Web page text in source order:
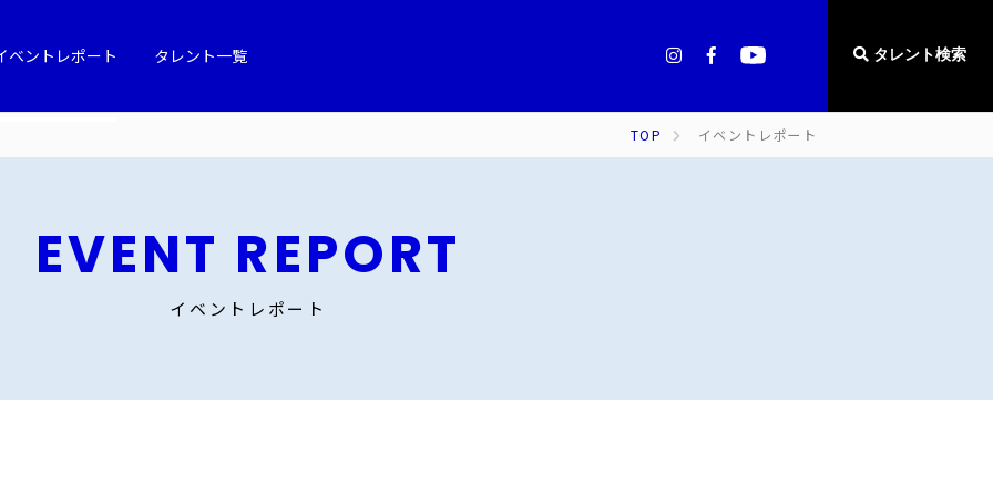
ベントレポート タレント一覧 タレント検索
TOP イベントレポート
EVENT REPORT
イベントレポート